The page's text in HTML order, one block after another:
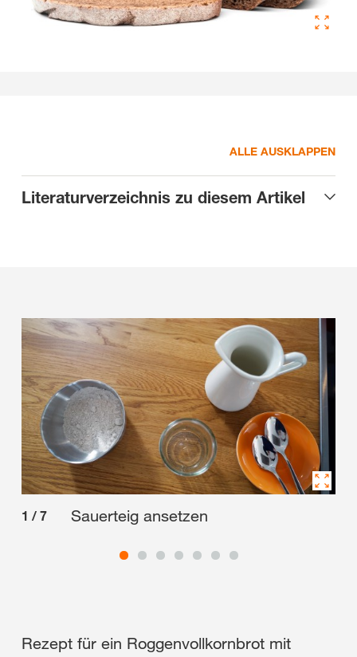
ALLE AUSKLAPPEN
Literaturverzeichnis zu diesem Artikel
1 / 7 Sauerteig ansetzen
Rezept für ein Roggenvollkornbrot mit